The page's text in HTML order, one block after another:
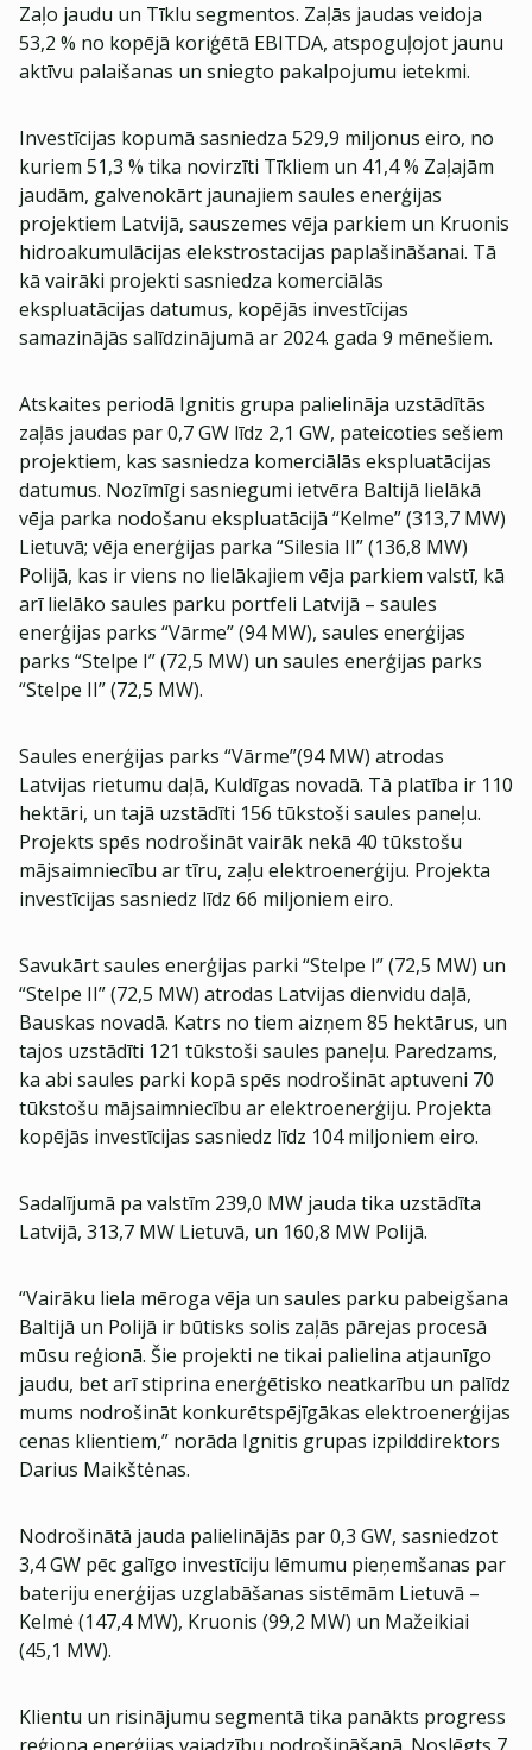
Zaļo jaudu un Tīklu segmentos. Zaļās jaudas veidoja
53,2 % no kopējā koriģētā EBITDA, atspoguļojot jaunu
aktīvu palaišanas un sniegto pakalpojumu ietekmi.
Investīcijas kopumā sasniedza 529,9 miljonus eiro, no
kuriem 51,3 % tika novirzīti Tīkliem un 41,4 % Zaļajām
jaudām, galvenokārt jaunajiem saules enerģijas
projektiem Latvijā, sauszemes vēja parkiem un Kruonis
hidroakumulācijas elekstrostacijas paplašināšanai. Tā
kā vairāki projekti sasniedza komerciālās
ekspluatācijas datumus, kopējās investīcijas
samazinājās salīdzinājumā ar 2024. gada 9 mēnešiem.
Atskaites periodā Ignitis grupa palielināja uzstādītās
zaļās jaudas par 0,7 GW līdz 2,1 GW, pateicoties sešiem
projektiem, kas sasniedza komerciālās ekspluatācijas
datumus. Nozīmīgi sasniegumi ietvēra Baltijā lielākā
vēja parka nodošanu ekspluatācijā “Kelme” (313,7 MW)
Lietuvā; vēja enerģijas parka “Silesia II” (136,8 MW)
Polijā, kas ir viens no lielākajiem vēja parkiem valstī, kā
arī lielāko saules parku portfeli Latvijā – saules
enerģijas parks “Vārme” (94 MW), saules enerģijas
parks “Stelpe I” (72,5 MW) un saules enerģijas parks
“Stelpe II” (72,5 MW).
Saules enerģijas parks “Vārme”(94 MW) atrodas
Latvijas rietumu daļā, Kuldīgas novadā. Tā platība ir 110
hektāri, un tajā uzstādīti 156 tūkstoši saules paneļu.
Projekts spēs nodrošināt vairāk nekā 40 tūkstošu
mājsaimniecību ar tīru, zaļu elektroenerģiju. Projekta
investīcijas sasniedz līdz 66 miljoniem eiro.
Savukārt saules enerģijas parki “Stelpe I” (72,5 MW) un
“Stelpe II” (72,5 MW) atrodas Latvijas dienvidu daļā,
Bauskas novadā. Katrs no tiem aizņem 85 hektārus, un
tajos uzstādīti 121 tūkstoši saules paneļu. Paredzams,
ka abi saules parki kopā spēs nodrošināt aptuveni 70
tūkstošu mājsaimniecību ar elektroenerģiju. Projekta
kopējās investīcijas sasniedz līdz 104 miljoniem eiro.
Sadalījumā pa valstīm 239,0 MW jauda tika uzstādīta
Latvijā, 313,7 MW Lietuvā, un 160,8 MW Polijā.
“Vairāku liela mēroga vēja un saules parku pabeigšana
Baltijā un Polijā ir būtisks solis zaļās pārejas procesā
mūsu reģionā. Šie projekti ne tikai palielina atjaunīgo
jaudu, bet arī stiprina enerģētisko neatkarību un palīdz
mums nodrošināt konkurētspējīgākas elektroenerģijas
cenas klientiem,” norāda Ignitis grupas izpilddirektors
Darius Maikštėnas.
Nodrošinātā jauda palielinājās par 0,3 GW, sasniedzot
3,4 GW pēc galīgo investīciju lēmumu pieņemšanas par
bateriju enerģijas uzglabāšanas sistēmām Lietuvā –
Kelmė (147,4 MW), Kruonis (99,2 MW) un Mažeikiai
(45,1 MW).
Klientu un risinājumu segmentā tika panākts progress